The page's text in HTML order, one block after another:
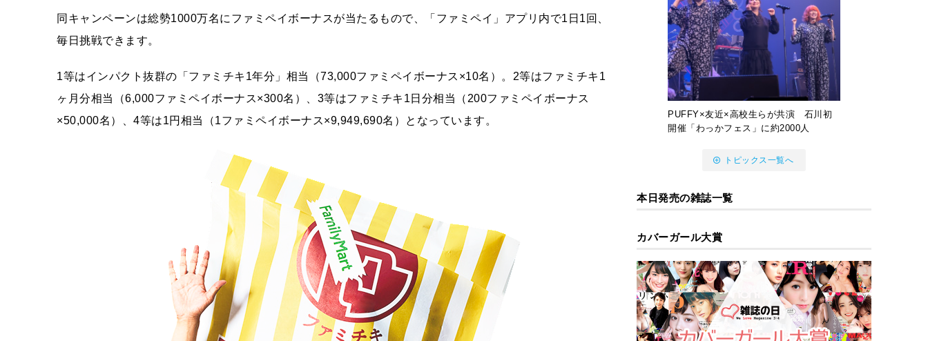
同キャンペーンは総勢1000万名にファミペイボーナスが当たるもので、「ファミペイ」アプリ内で1日1回、
毎日挑戦できます。
1等はインパクト抜群の「ファミチキ1年分」相当（73,000ファミペイボーナス×10名）。2等はファミチキ1
ヶ月分相当（6,000ファミペイボーナス×300名）、3等はファミチキ1日分相当（200ファミペイボーナス
×50,000名）、4等は1円相当（1ファミペイボーナス×9,949,690名）となっています。
PUFFY×友近×高校生らが共演 石川初
開催「わっかフェス」に約2000人
トピックス一覧へ
本日発売の雑誌一覧
カバーガール大賞